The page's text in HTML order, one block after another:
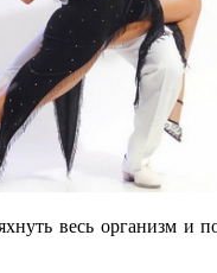
весь организм